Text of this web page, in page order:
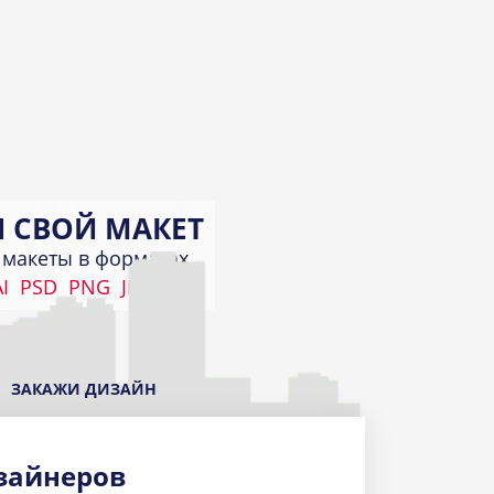
СВОЙ МАКЕТ
в форматах
PSD PNG JPEG
ЗАКАЖИ ДИЗАЙН